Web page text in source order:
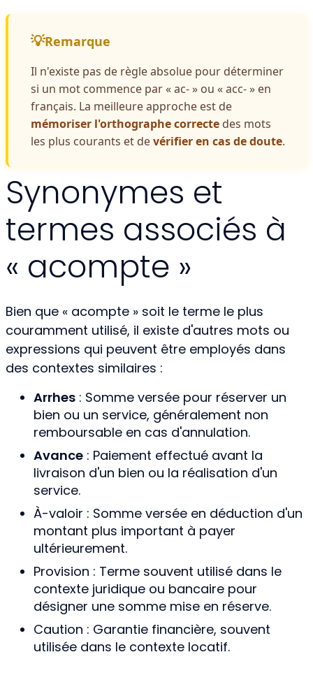
Remarque
Il n'existe pas de règle absolue pour déterminer
si un mot commence par « ac- » ou « acc- » en
français. La meilleure approche est de
mémoriser l'orthographe correcte des mots
les plus courants et devérifier en cas de doute.
Synonymes et
termes associés à
« acompte »
Bien que « acompte » soit le terme le plus
couramment utilisé, il existe d'autres mots ou
expressions qui peuvent être employés dans
des contextes similaires :
Arrhes : Somme versée pour réserver un
bien ou un service, généralement non
remboursable en cas d'annulation.
Avance : Paiement effectué avant la
livraison d'un bien ou la réalisation d'un
service.
À-valoir : Somme versée en déduction d'un
montant plus important à payer
ultérieurement.
Provision : Terme souvent utilisé dans le
contexte juridique ou bancaire pour
désigner une somme mise en réserve.
Caution : Garantie financière, souvent
utilisée dans le contexte locatif.